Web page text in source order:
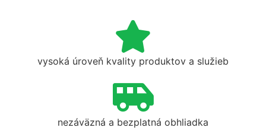
vysoká úroveň kvality produktov a služieb
nezáväzná a bezplatná obhliadka